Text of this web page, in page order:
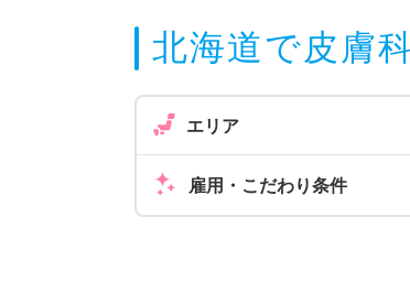
北海道で皮膚
エリア
雇用・こだわり条件